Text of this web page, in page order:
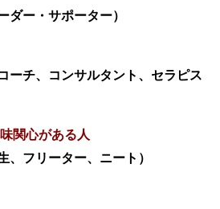
ー・サポーター）
ーチ、コンサルタント、セラピス
関心がある人
フリーター、ニート）